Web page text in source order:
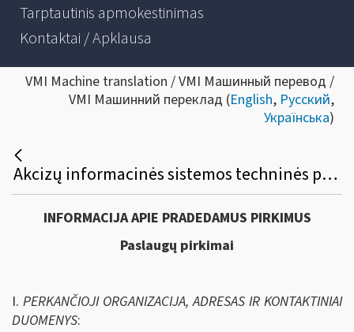
Tarptautinis apmokestinimas
Kontaktai / Apklausa
VMI Machine translation / VMI Машинный перевод /
VMI Машинний переклад (English, Русский,
Українська)
Akcizų informacinės sistemos techninės priežiūros paslaugų viešasis pirkimas
INFORMACIJA APIE PRADEDAMUS PIRKIMUS
Paslaugų pirkimai
I. PERKANČIOJI ORGANIZACIJA, ADRESAS IR KONTAKTINIAI
DUOMENYS: